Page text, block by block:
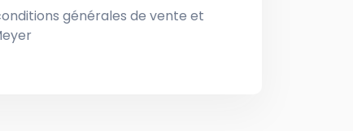
générales de vente et